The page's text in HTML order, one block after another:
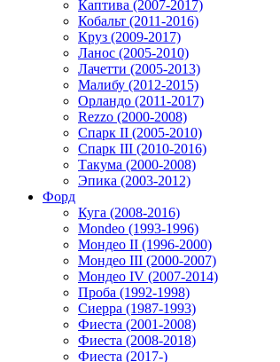
Каптива (2007-2017)
Кобальт (2011-2016)
Круз (2009-2017)
Ланос (2005-2010)
Лачетти (2005-2013)
Малибу (2012-2015)
Орландо (2011-2017)
Rezzo (2000-2008)
Спарк II (2005-2010)
Спарк III (2010-2016)
Такума (2000-2008)
Эпика (2003-2012)
Форд
Куга (2008-2016)
Mondeo (1993-1996)
Мондео II (1996-2000)
Мондео III (2000-2007)
Мондео IV (2007-2014)
Проба (1992-1998)
Сиерра (1987-1993)
Фиеста (2001-2008)
Фиеста (2008-2018)
Фиеста (2017-)